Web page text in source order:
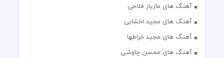
آهنگ های مازیار فلاحی
آهنگ های مجید اخشابی
آهنگ های مجید خراطها
آهنگ های محسن چاوشی